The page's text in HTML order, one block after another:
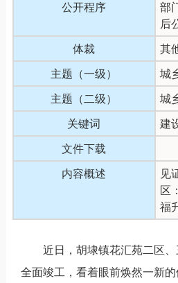
公开程序
部
后
体裁 其
主题（一级） 城
主题（二级） 城
关键词 建
文件下载
内容概述
见
区
福
近日，胡埭镇花汇苑二区、
全面竣工，看着眼前焕然一新